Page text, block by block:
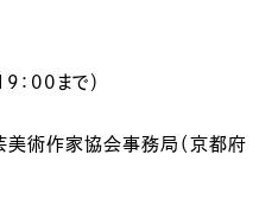
00まで）
術作家協会事務局（京都府